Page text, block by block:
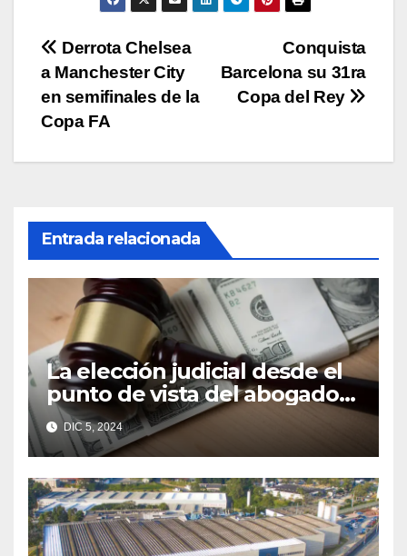
Navegación
de
entradas
Conquista
Barcelona su 31ra
Copa del Rey
Derrota Chelsea
a Manchester City
en semifinales de la
Copa FA
Entrada relacionada
La elección judicial desde el
punto de vista del abogado
Edgar Galindo Macedo
DIC 5, 2024